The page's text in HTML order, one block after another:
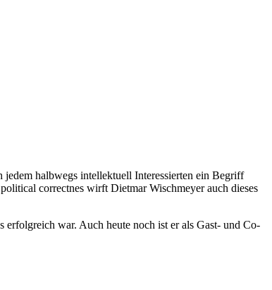
halbwegs intellektuell Interessierten ein Begriff
correctnes wirft Dietmar Wischmeyer auch dieses
war. Auch heute noch ist er als Gast- und Co-